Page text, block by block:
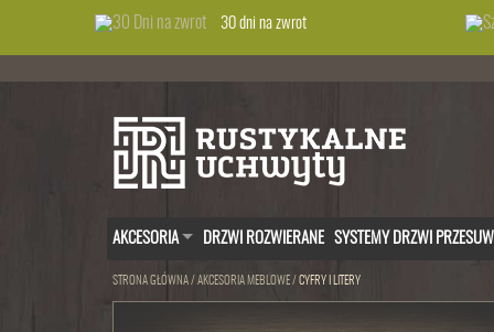
30 dni na zwrot
AKCESORIA DRZWI ROZWIERANE SYSTEMY DRZWI
STRONA GŁÓWNA/ AKCESORIA MEBLOWE/ CYFRY I LITERY